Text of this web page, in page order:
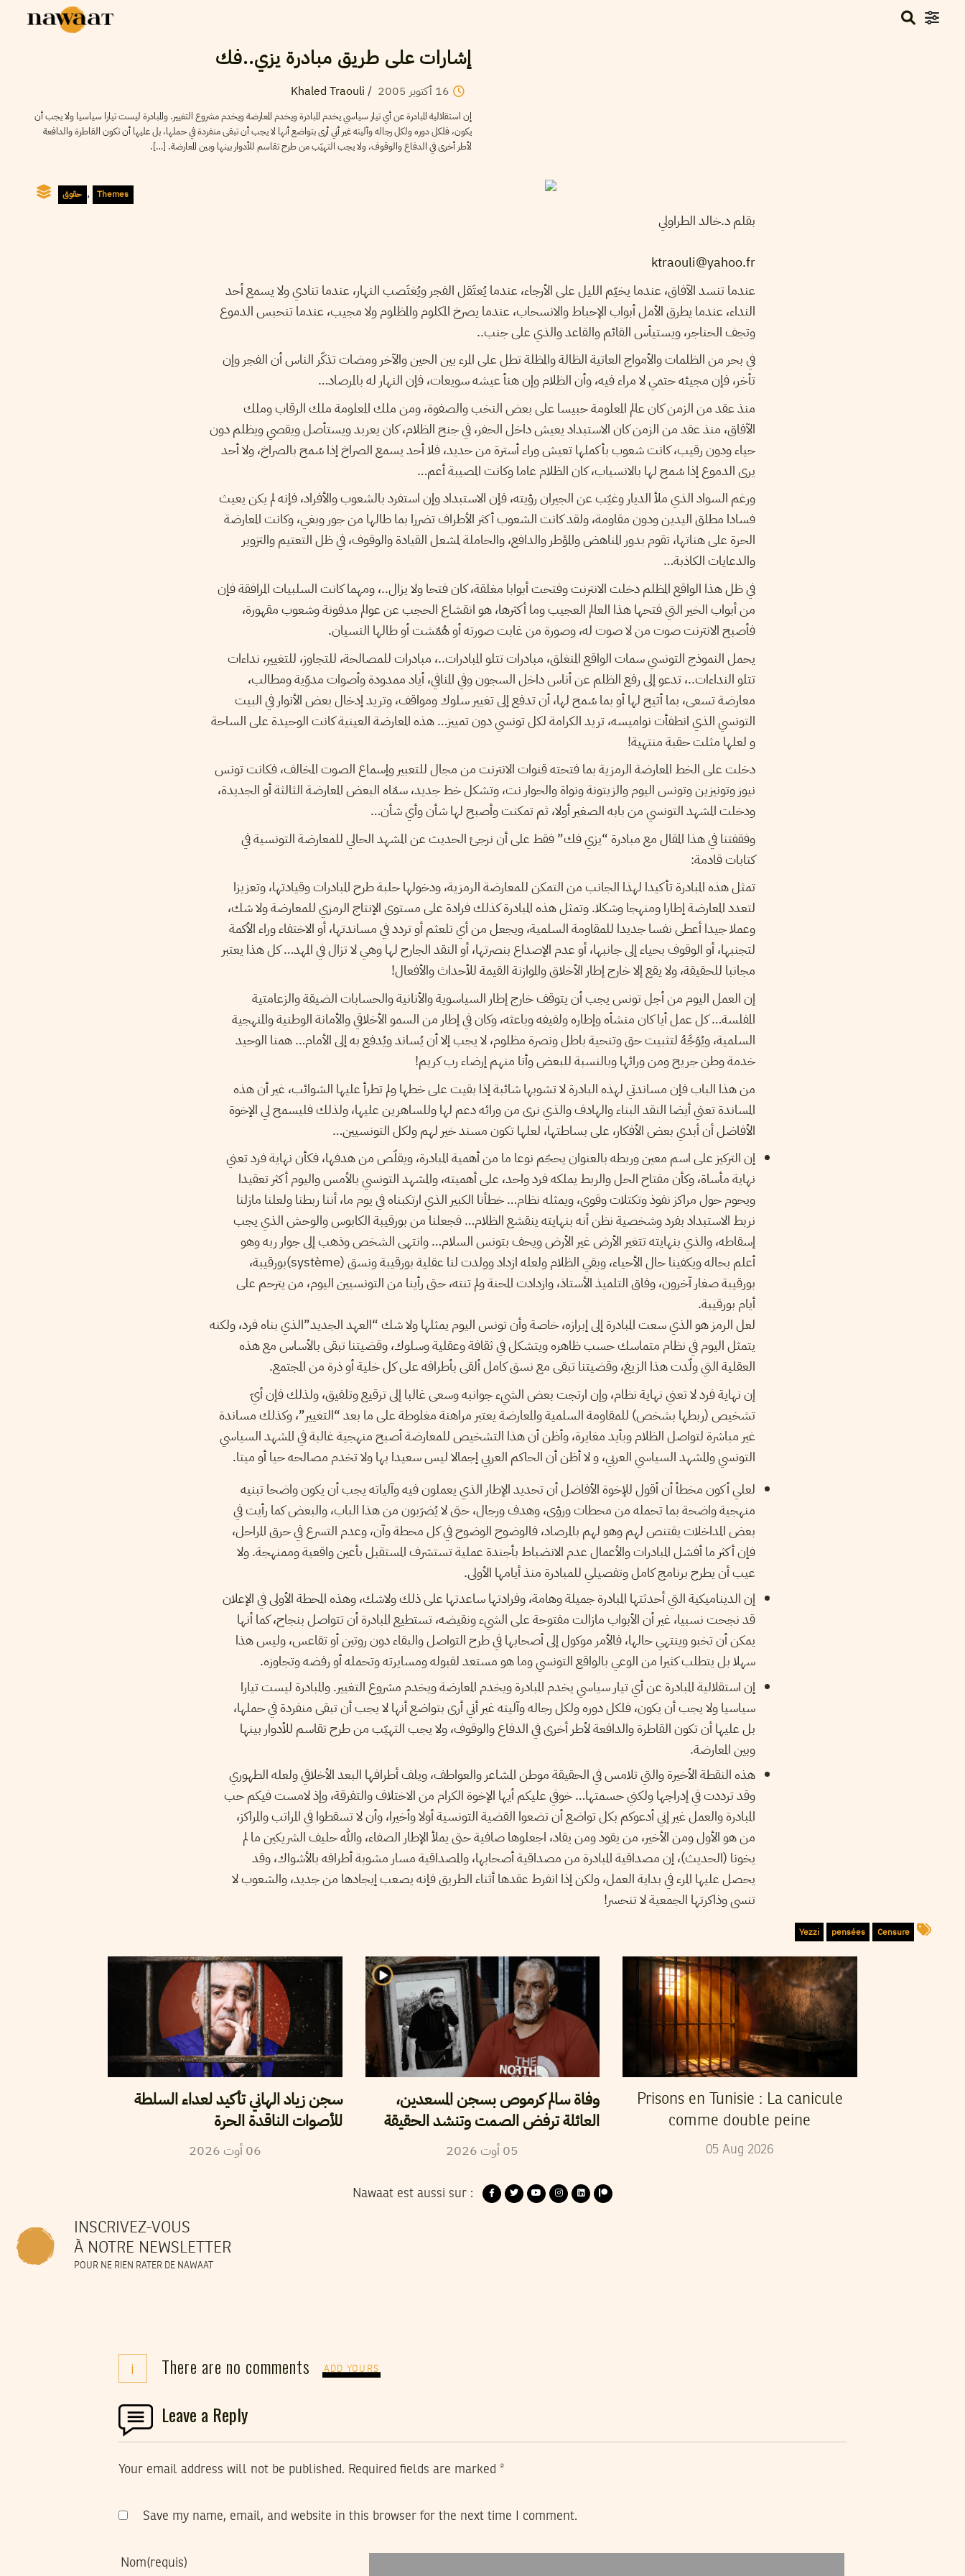
إشارات على طريق مبادرة يزي..فك
16 أكتوبر 2005
/
Khaled Traouli
إن استقلالية المبادرة عن أي تيار سياسي يخدم المبادرة ويخدم المعارضة ويخدم مشروع التغيير. والمبادرة ليست تيارا سياسيا ولا يجب أن
يكون، فلكل دوره ولكل رجاله وآليته غير أني أرى بتواضع أنها لا يجب أن تبقى منفردة في حملها، بل عليها أن تكون القاطرة والدافعة
لأطر أخرى في الدفاع والوقوف، ولا يجب التهيّب من طرح تقاسم للأدوار بينها وبين المعارضة. […].
حقوق , Themes
بقلم د.خالد الطراولي
ktraouli@yahoo.fr
عندما تنسد الآفاق، عندما يخيّم الليل على الأرجاء، عندما يُعتَقل الفجر ويُغتَصب النهار، عندما تنادي ولا يسمع أحد
النداء، عندما يطرق الأمل أبواب الإحباط والانسحاب، عندما يصرخ المكلوم والمظلوم ولا مجيب، عندما تنحبس الدموع
وتجف الحناجر، ويستيأس القائم والقاعد والذي على جنب..
في بحر من الظلمات والأمواج العاتية الظالة والمظلة تطل على المرء بين الحين والآخر ومضات تذكّر الناس أن الفجر وإن
تأخر، فإن مجيئه حتمي لا مراء فيه، وأن الظلام وإن هنأ عيشه سويعات، فإن النهار له بالمرصاد…
منذ عقد من الزمن كان عالم المعلومة حبيسا على بعض النخب والصفوة، ومن ملك المعلومة ملك الرقاب وملك
الآفاق، منذ عقد من الزمن كان الاستبداد يعيش داخل الحفر، في جنح الظلام، كان يعربد ويستأصل ويقصي ويظلم دون
حياء ودون رقيب، كانت شعوب بأكملها تعيش وراء أسترة من حديد، فلا أحد يسمع الصراخ إذا سُمح بالصراخ، ولا أحد
يرى الدموع إذا سُمح لها بالانسياب، كان الظلام عاما وكانت المصيبة أعم…
ورغم السواد الذي ملأ الديار وغيّب عن الجيران رؤيته، فإن الاستبداد وإن استفرد بالشعوب والأفراد، فإنه لم يكن يعيث
فسادا مطلق اليدين ودون مقاومة، ولقد كانت الشعوب أكثر الأطراف تضررا بما طالها من جور وبغي، وكانت المعارضة
الحرة على هناتها، تقوم بدور المناهض والمؤطر والدافع، والحاملة لمشعل القيادة والوقوف، في ظل التعتيم والتزوير
والدعايات الكاذبة…
في ظل هذا الواقع المظلم دخلت الانترنت وفتحت أبوابا مغلقة، كان فتحا ولا يزال..، ومهما كانت السلبيات المرافقة فإن
من أبواب الخير التي فتحها هذا العالم العجيب وما أكثرها، هو انقشاع الحجب عن عوالم مدفونة وشعوب مقهورة،
فأصبح الانترنت صوت من لا صوت له، وصورة من غابت صورته أو هُمّشت أو طالها النسيان.
يحمل النموذج التونسي سمات الواقع المنغلق، مبادرات تتلو المبادرات..، مبادرات للمصالحة، للتجاوز، للتغيير، نداءات
تتلو النداءات..، تدعو إلى رفع الظلم عن أناس داخل السجون وفي المنافي، أياد ممدودة وأصوات مدوّية ومطالب،
معارضة تسعى، بما أتيح لها أو بما سُمح لها، أن تدفع إلى تغيير سلوك ومواقف، وتريد إدخال بعض الأنوار في البيت
التونسي الذي انطفأت نواميسه، تريد الكرامة لكل تونسي دون تمييز… هذه المعارضة العينية كانت الوحيدة على الساحة
و لعلها مثلت حقبة منتهية!
دخلت على الخط المعارضة الرمزية بما فتحته قنوات الانترنت من مجال للتعبير وإسماع الصوت المخالف، فكانت تونس
نيوز وتونيزين وتونس اليوم والزيتونة ونواة والحوار نت، وتشكل خط جديد، سمّاه البعض المعارضة الثالثة أو الجديدة،
ودخلت المشهد التونسي من بابه الصغير أولا، ثم تمكنت وأصبح لها شأن وأي شأن…
وفقفتنا في هذا المقال مع مبادرة “يزي فك” فقط على أن نرجئ الحديث عن المشهد الحالي للمعارضة التونسية في
كتابات قادمة:
تمثل هذه المبادرة تأكيدا لهذا الجانب من التمكن للمعارضة الرمزية، ودخولها حلبة طرح المبادرات وقيادتها، وتعزيزا
لتعدد المعارضة إطارا ومنهجا وشكلا. وتمثل هذه المبادرة كذلك فرادة على مستوى الإنتاج الرمزي للمعارضة ولا شك،
وعملا جيدا أعطى نفسا جديدا للمقاومة السلمية، ويجعل من أي تلعثم أو تردد في مساندتها، أو الاختفاء وراء الأكمة
لتجنبها، أو الوقوف بحياء إلى جانبها، أو عدم الإصداع بنصرتها، أو النقد الجارح لها وهي لا تزال في المهد… كل هذا يعتبر
مجانبا للحقيقة، ولا يقع إلا خارج إطار الأخلاق والموازنة القيمة للأحداث والأفعال!
إن العمل اليوم من أجل تونس يجب أن يتوقف خارج إطار السياسوية والأنانية والحسابات الضيقة والزعامتية
المفلسة… كل عمل أيا كان منشأه وإطاره ولفيفه وباعثه، وكان في إطار من السمو الأخلاقي والأمانة الوطنية والمنهجية
السلمية، ويُوَجَّهُ لتثبيت حق وتنحية باطل ونصرة مظلوم، لا يجب إلا أن يُساند ويُدفع به إلى الأمام… همنا الوحيد
خدمة وطن جريح ومن ورائها وبالنسبة للبعض وأنا منهم إرضاء رب كريم!
من هذا الباب فإن مساندتي لهذه البادرة لا تشوبها شائبة إذا بقيت على خطها ولم تطرأ عليها الشوائب، غير أن هذه
المساندة تعني أيضا النقد البناء والهادف والذي نرى من ورائه دعم لها وللساهرين عليها، ولذلك فليسمح لي الإخوة
الأفاضل أن أبدي بعض الأفكار، على بساطتها، لعلها تكون مسند خير لهم ولكل التونسيين…
إن التركيز على اسم معين وربطه بالعنوان يحجّم نوعا ما من أهمية المبادرة، ويقلّص من هدفها، فكأن نهاية فرد تعني
نهاية مأساة، وكأن مفتاح الحل والربط يملكه فرد واحد، على أهميته، والمشهد التونسي بالأمس واليوم أكثر تعقيدا
ويحوم حول مراكز نفوذ وتكتلات وقوى، ويمثله نظام… خطأنا الكبير الذي ارتكبناه في يوم ما، أننا ربطنا ولعلنا مازلنا
نربط الاستبداد بفرد وشخصية نظن أنه بنهايته ينقشع الظلام… فجعلنا من بورقيبة الكابوس والوحش الذي يجب
إسقاطه، والذي بنهايته تتغير الأرض غير الأرض ويحف بتونس السلام… وانتهى الشخص وذهب إلى جوار ربه وهو
أعلم بحاله ويكفينا حال الأحياء، وبقي الظلام ولعله ازداد وولدت لنا عقلية بورقيبة ونسق (système)بورقيبة،
بورقيبة صغار آخرون، وفاق التلميذ الأستاذ، وازدادت المحنة ولم تنته، حتى رأينا من التونسيين اليوم، من يترحم على
أيام بورقيبة.
لعل الرمز هو الذي سعت المبادرة إلى إبرازه، خاصة وأن تونس اليوم يمثلها ولا شك “العهد الجديد”الذي بناه فرد، ولكنه
يتمثل اليوم في نظام متماسك حسب ظاهره ويتشكل في ثقافة وعقلية وسلوك، وقضيتنا تبقى بالأساس مع هذه
العقلية التي ولّدت هذا الزيغ، وقضيتنا تبقى مع نسق كامل ألقى بأطرافه على كل خلية أو ذرة من المجتمع.
إن نهاية فرد لا تعني نهاية نظام، وإن ارتجت بعض الشيء جوانبه وسعى غالبا إلى ترقيع وتلفيق، ولذلك فإن أيّ
تشخيص (ربطها بشخص) للمقاومة السلمية والمعارضة يعتبر مراهنة مغلوطة على ما بعد “التغيير”، وكذلك مساندة
غير مباشرة لتواصل الظلام وبأيد مغايرة، وأظن أن هذا التشخيص للمعارضة أصبح منهجية غالبة في المشهد السياسي
التونسي والمشهد السياسي العربي، و لا أظن أن الحاكم العربي إجمالا ليس سعيدا بها ولا تخدم مصالحه حيا أو ميتا.
لعلي أكون مخطأ أن أقول للإخوة الأفاضل أن تحديد الإطار الذي يعملون فيه وآلياته يجب أن يكون واضحا تبنيه
منهجية واضحة بما تحمله من محطات ورؤى، وهدف ورجال، حتى لا يُضرَبون من هذا الباب، والبعض كما رأيت في
بعض المداخلات يقتنص لهم وهو لهم بالمرصاد، فالوضوح الوضوح في كل محطة وآن، وعدم التسرع في حرق المراحل،
فإن أكثر ما أفشل المبادرات والأعمال عدم الانضباط بأجندة عملية تستشرف المستقبل بأعين واقعية وممنهجة. ولا
عيب أن يطرح برنامج كامل وتفصيلي للمبادرة منذ أيامها الأولى.
إن الديناميكية التي أحدثتها المبادرة جميلة وهامة، وفرادتها ساعدتها على ذلك ولاشك، وهذه المحطة الأولى في الإعلان
قد نجحت نسبيا، غير أن الأبواب مازالت مفتوحة على الشيء ونقيضه، تستطيع المبادرة أن تتواصل بنجاح، كما أنها
يمكن أن تخبو وينتهي حالها، فالأمر موكول إلى أصحابها في طرح التواصل والبقاء دون روتين أو تقاعس، وليس هذا
سهلا بل يتطلب كثيرا من الوعي بالواقع التونسي وما هو مستعد لقبوله ومسايرته وتحمله أو رفضه وتجاوزه.
إن استقلالية المبادرة عن أي تيار سياسي يخدم المبادرة ويخدم المعارضة ويخدم مشروع التغيير. والمبادرة ليست تيارا
سياسيا ولا يجب أن يكون، فلكل دوره ولكل رجاله وآليته غير أني أرى بتواضع أنها لا يجب أن تبقى منفردة في حملها،
بل عليها أن تكون القاطرة والدافعة لأطر أخرى في الدفاع والوقوف، ولا يجب التهيّب من طرح تقاسم للأدوار بينها
وبين المعارضة.
هذه النقطة الأخيرة والتي تلامس في الحقيقة موطن المشاعر والعواطف، ويلف أطرافها البعد الأخلاقي ولعله الطهوري
وقد ترددت في إدراجها ولكني حسمتها… خوفي عليكم أيها الإخوة الكرام من الاختلاف والتفرقة، وإذ لامست فيكم حب
المبادرة والعمل غير إني أدعوكم بكل تواضع أن تضعوا القضية التونسية أولا وأخيرا، وأن لا تسقطوا في المراتب والمراكز،
من هو الأول ومن الأخير، من يقود ومن يقاد، اجعلوها صافية حتى يملأ الإطار الصفاء، والله حليف الشريكين ما لم
يخونا (الحديث)، إن مصداقية المبادرة من مصداقية أصحابها، والمصداقية مسار مشوبة أطرافه بالأشواك، وقد
يحصل عليها المرء في بداية العمل، ولكن إذا انفرط عقدها أثناء الطريق فإنه يصعب إيجادها من جديد، والشعوب لا
تنسى وذاكرتها الجمعية لا تنحسر!
Censure
pensées
Yezzi
سجن زياد الهاني تأكيد لعداء السلطة
للأصوات الناقدة الحرة
06أوت2026
وفاة سالم كرموص بسجن المسعدين،
العائلة ترفض الصمت وتنشد الحقيقة
05أوت 2026
Prisons en Tunisie : La canicule
comme double peine
05 Aug 2026
Nawaat est aussi sur :
INSCRIVEZ-VOUS
À NOTRE NEWSLETTER
POUR NE RIEN RATER DE NAWAAT
i There are no comments ADD YOURS
Leave a Reply
Your email address will not be published. Required fields are marked *
Save my name, email, and website in this browser for the next time I comment.
Nom(requis)